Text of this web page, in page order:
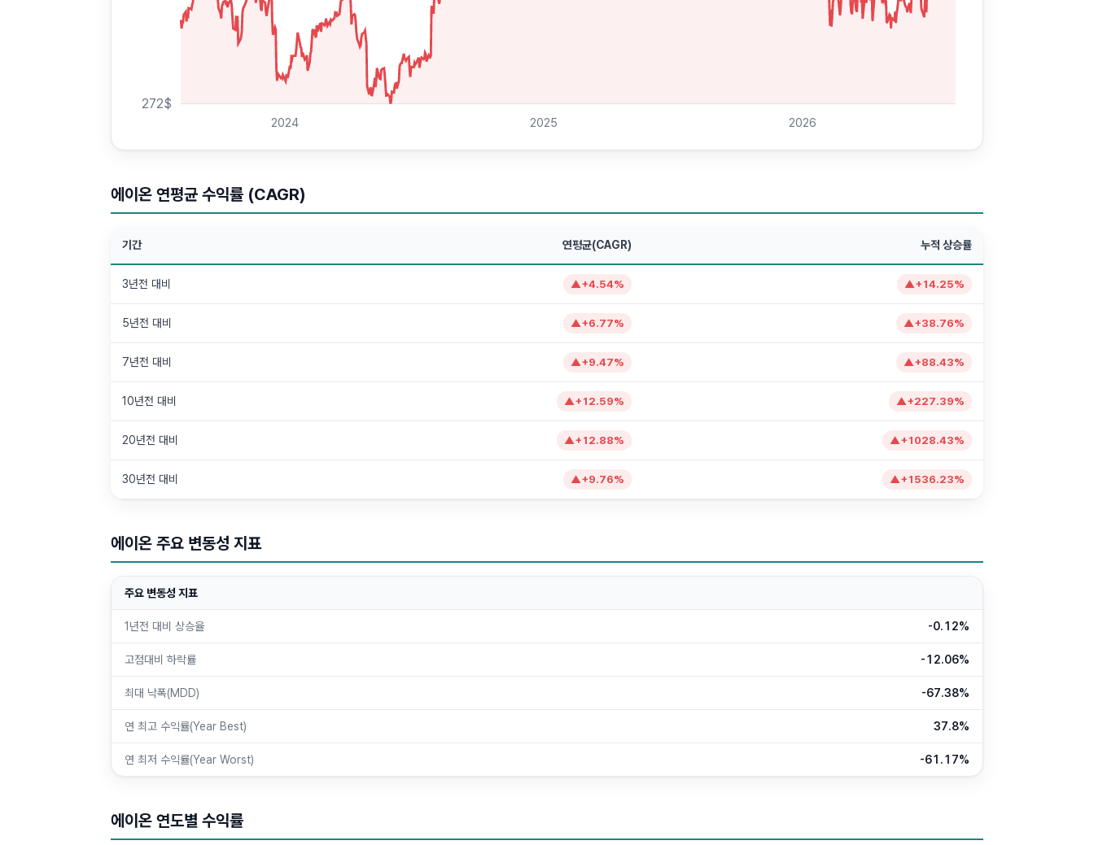
272$
2024 2025 2026
에이온 연평균 수익률 (CAGR)
기간 연평균(CAGR) 누적 상승률
3년전 대비 ▲+4.54% ▲+ 14.25%
5년전 대비 ▲+6.77% ▲+38.76%
7년전 대비 ▲+9.47% ▲+88.43%
10년전 대비 ▲+ 12.59% ▲+227.39%
20년전 대비 ▲+ 12.88% ▲+ 1028.43%
30년전 대비 ▲+9.76% ▲+ 1536.23%
에이온 주요 변동성 지표
주요 변동성 지표
1년전 대비 상승율 -0.12%
고점대비 하락률 -12.06%
최대 낙폭(MDD) -67.38%
연 최고 수익률(Year Best) 37.8%
연 최저 수익률(Year Worst) -61.17%
에이온 연도별 수익률